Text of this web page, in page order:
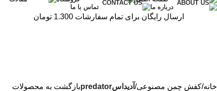
درباره ما
تماس با ما
ارسال رایگان برای تمام سفارشات 1.300 تومان
خانه کفش چمن مصنوعی آدیداسpredator بازگشت به محصولات